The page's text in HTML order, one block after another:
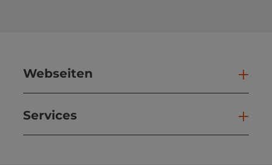
Webseiten
Services